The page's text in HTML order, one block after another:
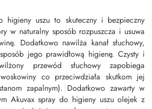
higieny uszu to skuteczny i bezpieczny
w naturalny sposób rozpuszcza i usuwa
Dodatkowo nawilża kanał słuchowy,
jego prawidłową higienę. Czysty i
przewód słuchowy zapobiega
co przeciwdziała skutkom jej
zapalnym). Dodatkowo zawarty w
Akuvax spray do higieny uszu olejek z